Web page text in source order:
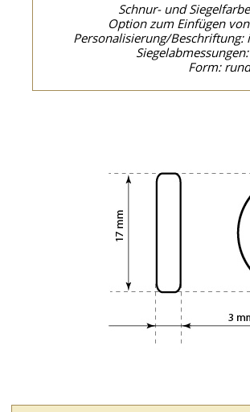
Schnur- und
Option zum Einfügen
Personalisierung/Beschriftung:
Form: